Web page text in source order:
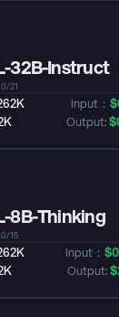
32B-Instruct
21
Input： $
Output: $
8B-Thinking
15
Input： $
Output: $